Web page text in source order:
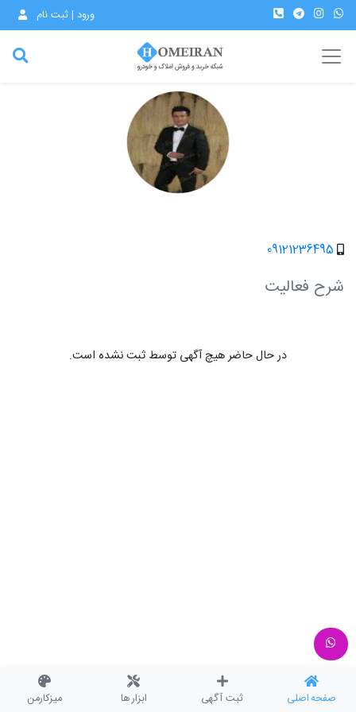
ورود | ثبت نام
09121236495
شرح فعالیت
در حال حاضر هیچ آگهی توسط ثبت نشده است.
صفحه اصلی ثبت آگهی ابزار ها میزکارمن